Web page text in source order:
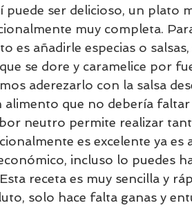
puede ser delicioso, un plato
muy completa.
es añadirle especias o
se dore y caramelice por
aderezarlo con la salsa
alimento que no debería
neutro permite realizar
es excelente ya
incluso lo puedes
receta es muy sencilla y
solo hace falta ganas y